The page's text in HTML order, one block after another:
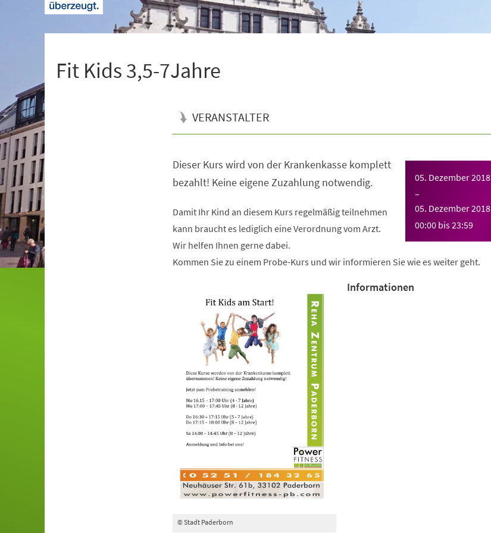
Fit Kids 3,5-7Jahre
VERANSTALTER
05. Dezember 2018
–
05. Dezember 2018
00:00 bis23:59
Dieser Kurs wird von der Krankenkasse komplett
bezahlt! Keine eigene Zuzahlung notwendig.
Damit Ihr Kind an diesem Kurs regelmäßig teilnehmen
kann braucht es lediglich eine Verordnung vom Arzt.
Wir helfen Ihnen gerne dabei.
Kommen Sie zu einem Probe-Kurs und wir informieren Sie wie es weiter geht.
© Stadt Paderborn
Informationen